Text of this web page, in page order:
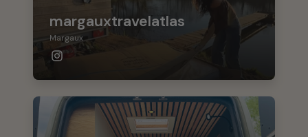
margauxtravelatlas
Margaux